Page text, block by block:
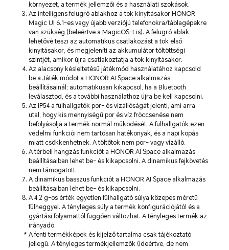
környezet, a termék jellemzői és a használati szokások.
Az intelligens felugró ablakhoz a tok kinyitásakor HONOR
Magic UI 6.1-es vagy újabb verziójú telefonokra/táblagépekre
van szükség (beleértve a MagicOS-t is). A felugró ablak
lehetővé teszi az automatikus csatlakozást a tok első
kinyitásakor, és megjeleníti az akkumulátor töltöttségi
szintjét, amikor újra csatlakoztatja a tok kinyitásakor.
Az alacsony késleltetésű játékmód használatához kapcsold
be a Játék módot a HONOR AI Space alkalmazás
beállításainál; automatikusan kikapcsol, ha a Bluetooth
leválasztod, és a további használathoz újra be kell kapcsolni.
Az IP54 a fülhallgatók por- és vízállóságát jelenti, ami arra
utal, hogy kis mennyiségű por és víz fröccsenése nem
befolyásolja a termék normál működését. A fülhallgatók ezen
védelmi funkciói nem tartósan hatékonyak, és a napi kopás
miatt csökkenhetnek. A töltőtok nem por- vagy vízálló.
A térbeli hangzás funkciót a HONOR AI Space alkalmazás
beállításaiban lehet be- és kikapcsolni. A dinamikus fejkövetés
nem támogatott.
A dinamikus basszus funkciót a HONOR AI Space alkalmazás
beállításaiban lehet be- és kikapcsolni.
A 4,2 g-os érték egyetlen fülhallgató súlya közepes méretű
fülheggyel. A tényleges súly a termék konfigurációjától és a
gyártási folyamattól függően változhat. A tényleges termék az
irányadó.
A fenti termékképek és kijelző tartalma csak tájékoztató
jellegű. A tényleges termékjellemzők (ideértve, de nem